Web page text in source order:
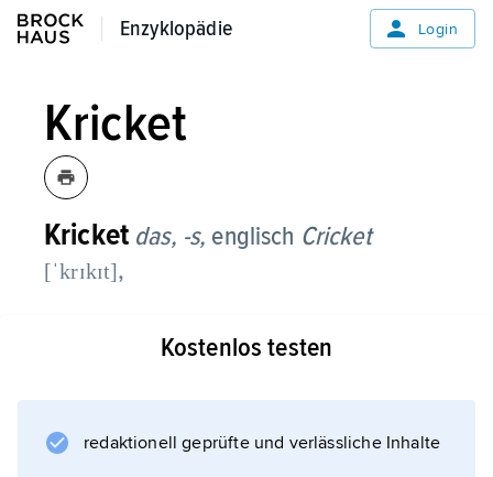
Enzyklopädie
Enzyklopädie Login
Kricket
Kricket das, -s, englisch Cricket
[ˈkrɪkɪt],
Mannschaften mit je elf Spielern. Gespielt
Abstand von 20,12 m die beiden Tore
Kostenlos testen
redaktionell geprüfte und verlässliche Inhalte